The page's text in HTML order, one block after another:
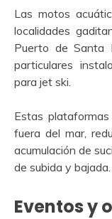
Las motos
localidades
Puerto de Santa
particulares
para jet ski.
Estas
fuera del mar,
acumulación de
de subida y bajada.
Eventos y